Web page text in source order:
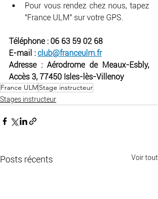
Pour vous rendez chez nous, tapez
"France ULM" sur votre GPS.
Téléphone : 06 63 59 02 68
E-mail : club@franceulm.fr
Adresse : Aérodrome de Meaux-Esbly,
Accès 3, 77450 Isles-lès-Villenoy
France ULMStage instructeur
Stages instructeur
Posts récents Voir tout